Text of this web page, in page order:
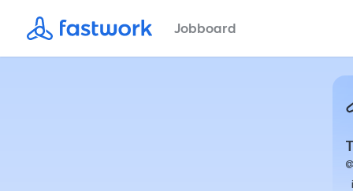
Jobboard